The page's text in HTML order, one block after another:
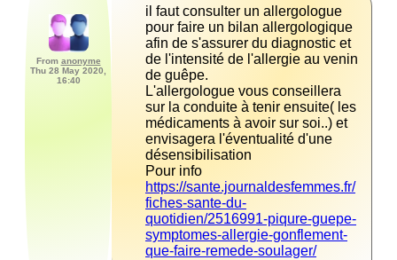
From anonyme
Thu 28 May 2020,
16:40
il faut consulter un allergologue
pour faire un bilan allergologique
afin de s'assurer du diagnostic et
de l'intensité de l'allergie au venin
L'allergologue vous conseillera
sur la conduite à tenir ensuite( les
médicaments à avoir sur soi..) et
envisagera l'éventualité d'une
https://sante.journaldesfemmes.fr/
fiches-sante-du-
quotidien/2516991-piqure-guepe-
symptomes-allergie-gonflement-
que-faire-remede-soulager/